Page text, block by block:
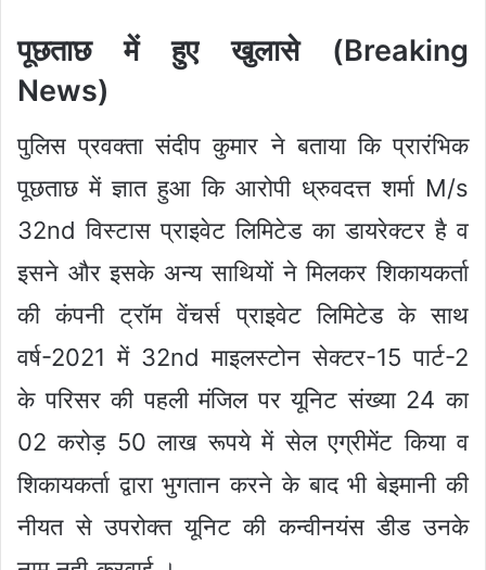
पूछताछ में हुए खुलासे (Breaking
News)
पुलिस प्रवक्ता संदीप कुमार ने बताया कि प्रारंभिक
पूछताछ में ज्ञात हुआ कि आरोपी ध्रुवदत्त शर्मा M/s
32nd विस्टास प्राइवेट लिमिटेड का डायरेक्टर है व
इसने और इसके अन्य साथियों ने मिलकर शिकायकर्ता
की कंपनी ट्रॉम वेंचर्स प्राइवेट लिमिटेड के साथ
वर्ष-2021 में 32nd माइलस्टोन सेक्टर-15 पार्ट-2
के परिसर की पहली मंजिल पर यूनिट संख्या 24 का
02 करोड़ 50 लाख रूपये में सेल एग्रीमेंट किया व
शिकायकर्ता द्वारा भुगतान करने के बाद भी बेइमानी की
नीयत से उपरोक्त यूनिट की कन्वीनयंस डीड उनके